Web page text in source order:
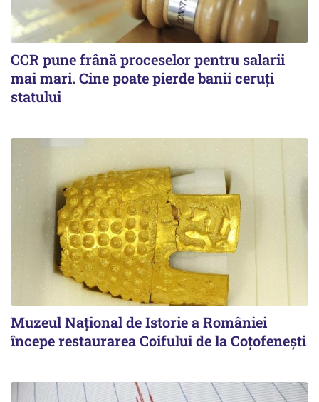
CCR pune frână proceselor pentru salarii
mai mari. Cine poate pierde banii ceruți
statului
Muzeul Național de Istorie a României
începe restaurarea Coifului de la Coțofenești